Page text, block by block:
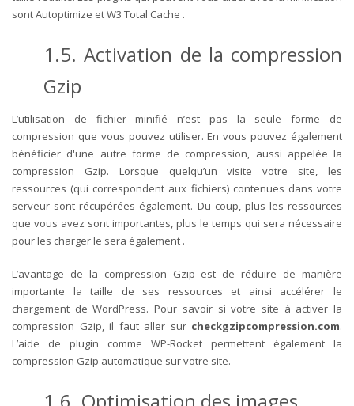
sont Autoptimize et W3 Total Cache .
1.5. Activation de la compression
Gzip
L’utilisation de fichier minifié n’est pas la seule forme de
compression que vous pouvez utiliser. En vous pouvez également
bénéficier d'une autre forme de compression, aussi appelée la
compression Gzip. Lorsque quelqu’un visite votre site, les
ressources (qui correspondent aux fichiers) contenues dans votre
serveur sont récupérées également. Du coup, plus les ressources
que vous avez sont importantes, plus le temps qui sera nécessaire
pour les charger le sera également .
L’avantage de la compression Gzip est de réduire de manière
importante la taille de ses ressources et ainsi accélérer le
chargement de WordPress. Pour savoir si votre site à activer la
compression Gzip, il faut aller sur checkgzipcompression.com.
L’aide de plugin comme
WP-Rocket
permettent également la
compression Gzip automatique sur votre site.
1.6. Optimisation des images